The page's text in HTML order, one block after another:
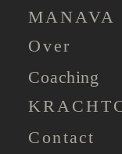
Contact
Coaching
Over
MANAVA